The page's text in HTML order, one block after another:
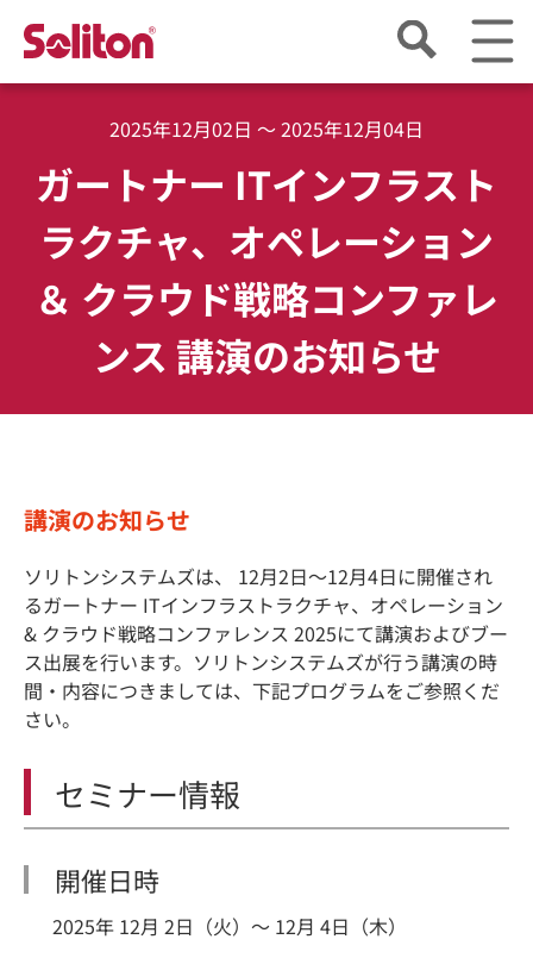
2025年12月02日 ～ 2025年12月04日
ガートナー ITインフラスト
ラクチャ、オペレーション
＆ クラウド戦略コンファレ
ンス 講演のお知らせ
講演のお知らせ
ソリトンシステムズは、 12月2日～12月4日に開催され
るガートナー ITインフラストラクチャ、オペレーション
& クラウド戦略コンファレンス 2025にて講演およびブー
ス出展を行います。ソリトンシステムズが行う講演の時
間・内容につきましては、下記プログラムをご参照くだ
さい。
セミナー情報
開催日時
2025年 12月 2日（火）～ 12月 4日（木）